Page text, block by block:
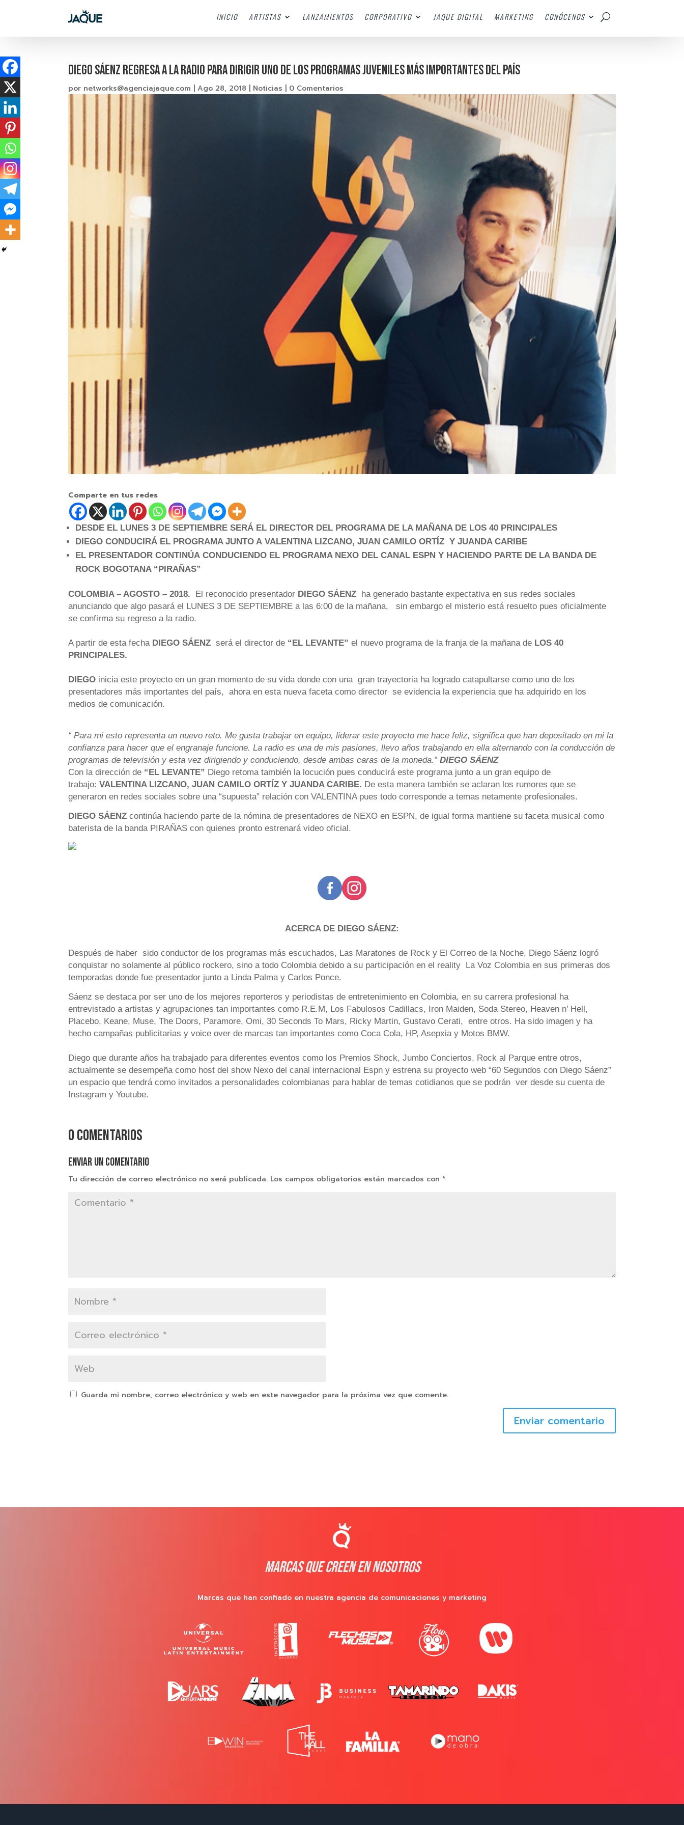
INICIO ARTISTAS LANZAMIENTOS CORPORATIVO JAQUE DIGITAL MARKETING CONÓCENOS
DIEGO SÁENZ Regresa a la radio para dirigir uno de los programas juveniles más importantes del país
por networks@agenciajaque.com |Ago 28, 2018 | Noticias | 0 Comentarios
Comparte en tus redes
DESDE EL LUNES 3 DE SEPTIEMBRE SERÁ EL DIRECTOR DEL PROGRAMA DE LA MAÑANA DE LOS 40 PRINCIPALES
DIEGO CONDUCIRÁ EL PROGRAMA JUNTO A VALENTINA LIZCANO, JUAN CAMILO ORTÍZ Y JUANDA CARIBE
EL PRESENTADOR CONTINÚACONDUCIENDO EL PROGRAMA NEXO DEL CANAL ESPN Y HACIENDO PARTE DE LA BANDA DE
ROCK BOGOTANA “PIRAÑAS”
COLOMBIA – AGOSTO – 2018. El reconocido presentador DIEGO SÁENZ ha generado bastante expectativa en sus redes sociales
anunciando que algo pasará el LUNES 3 DE SEPTIEMBRE a las 6:00 de la mañana, sin embargo el misterio está resuelto pues oficialmente
se confirma su regreso a la radio.
A partir de esta fecha DIEGO SÁENZ será el director de “EL LEVANTE” el nuevo programa de la franja de la mañana de LOS 40
PRINCIPALES.
DIEGO inicia este proyecto en un gran momento de su vida donde con una gran trayectoria ha logrado catapultarse como uno de los
presentadores más importantes del país, ahora en esta nueva faceta como director se evidencia la experiencia que ha adquirido en los
medios de comunicación.
“ Para mi esto representa un nuevo reto. Me gusta trabajar en equipo, liderar este proyecto me hace feliz, significa que han depositado en mi la
confianza para hacer que el engranaje funcione. La radio es una de mis pasiones, llevo años trabajando en ella alternando con la conducción de
programas de televisión y esta vez dirigiendo y conduciendo, desde ambas caras de la moneda.”DIEGO SÁENZ
Con la dirección de “EL LEVANTE” Diego retoma también la locución pues conducirá este programa junto a un gran equipo de
trabajo:VALENTINA LIZCANO, JUAN CAMILO ORTÍZ Y JUANDA CARIBE. De esta manera también se aclaran los rumores que se
generaron en redes sociales sobre una “supuesta” relación con VALENTINA pues todo corresponde a temas netamente profesionales.
DIEGO SÁENZ continúa haciendo parte de la nómina de presentadores de NEXO en ESPN, de igual forma mantiene su faceta musical como
baterista de la banda PIRAÑAS con quienes pronto estrenará video oficial.
ACERCA DE DIEGO SÁENZ:
Después de haber sido conductor de los programas más escuchados, Las Maratones de Rock y El Correo de la Noche, Diego Sáenz logró
conquistar no solamente al público rockero, sino a todo Colombia debido a su participación en el reality La Voz Colombia en sus primeras dos
temporadas donde fue presentador junto a Linda Palma y Carlos Ponce.
Sáenz se destaca por ser uno de los mejores reporteros y periodistas de entretenimiento en Colombia, en su carrera profesional ha
entrevistado a artistas y agrupaciones tan importantes como R.E.M, Los Fabulosos Cadillacs, Iron Maiden, Soda Stereo, Heaven n’ Hell,
Placebo, Keane, Muse, The Doors, Paramore, Omi, 30 Seconds To Mars, Ricky Martin, Gustavo Cerati, entre otros. Ha sido imagen y ha
hecho campañas publicitarias y voice over de marcas tan importantes como Coca Cola, HP, Asepxia y Motos BMW.
Diego que durante años ha trabajado para diferentes eventos como los Premios Shock, Jumbo Conciertos, Rock al Parque entre otros,
actualmente se desempeña como host del show Nexo del canal internacional Espn y estrena su proyecto web “60 Segundos con Diego Sáenz”
un espacio que tendrá como invitados a personalidades colombianas para hablar de temas cotidianos que se podrán ver desde su cuenta de
Instagram y Youtube.
0 comentarios
Enviar un comentario
Tu dirección de correo electrónico no será publicada. Los campos obligatorios están marcados con*
Guarda mi nombre, correo electrónico y web en este navegador para la próxima vez que comente.
Enviar comentario
MARCAS QUE CREEN EN NOSOTROS
Marcas que han confiado en nuestra agencia de comunicaciones y marketing